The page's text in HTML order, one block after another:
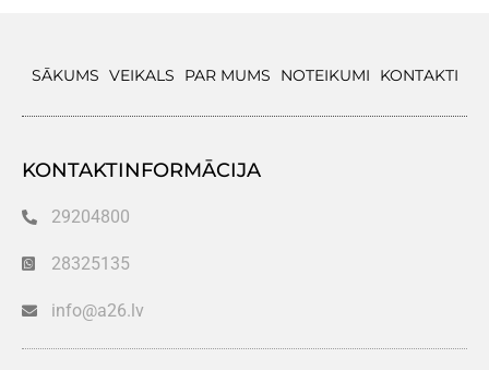
SĀKUMS VEIKALS PAR MUMS NOTEIKUMI KONTAKTI
KONTAKTINFORMĀCIJA
29204800
28325135
info@a26.lv